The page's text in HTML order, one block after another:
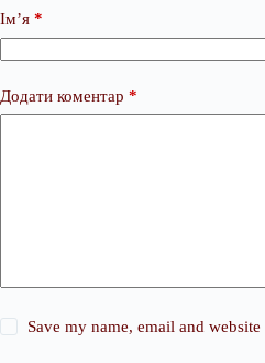
Ім’я *
Додати коментар *
Save my name, email and